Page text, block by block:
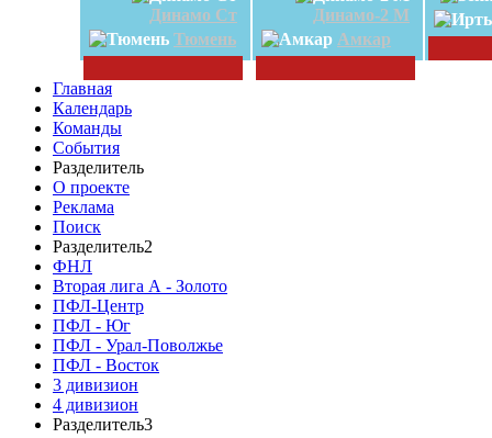
Динамо Ст
Тюмень
Динамо-2 М
Амкар
Главная
Календарь
Команды
События
Разделитель
О проекте
Реклама
Поиск
Разделитель2
ФНЛ
Вторая лига А - Золото
ПФЛ-Центр
ПФЛ - Юг
ПФЛ - Урал-Поволжье
ПФЛ - Восток
3 дивизион
4 дивизион
Разделитель3